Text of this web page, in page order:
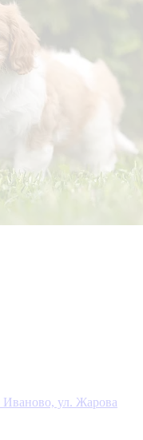
Иваново, ул. Жарова